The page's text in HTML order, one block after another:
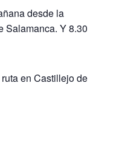
desde la
Salamanca. Y 8.30
en Castillejo de